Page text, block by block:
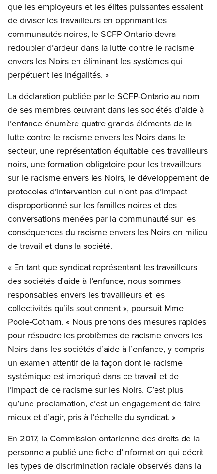
que les employeurs et les élites puissantes essaient
de diviser les travailleurs en opprimant les
communautés noires, le SCFP-Ontario devra
redoubler d’ardeur dans la lutte contre le racisme
envers les Noirs en éliminant les systèmes qui
perpétuent les inégalités. »
La déclaration publiée par le SCFP-Ontario au nom
de ses membres œuvrant dans les sociétés d’aide à
l’enfance énumère quatre grands éléments de la
lutte contre le racisme envers les Noirs dans le
secteur, une représentation équitable des travailleurs
noirs, une formation obligatoire pour les travailleurs
sur le racisme envers les Noirs, le développement de
protocoles d’intervention qui n’ont pas d’impact
disproportionné sur les familles noires et des
conversations menées par la communauté sur les
conséquences du racisme envers les Noirs en milieu
de travail et dans la société.
« En tant que syndicat représentant les travailleurs
des sociétés d’aide à l’enfance, nous sommes
responsables envers les travailleurs et les
collectivités qu’ils soutiennent », poursuit Mme
Poole-Cotnam. « Nous prenons des mesures rapides
pour résoudre les problèmes de racisme envers les
Noirs dans les sociétés d’aide à l’enfance, y compris
un examen attentif de la façon dont le racisme
systémique est imbriqué dans ce travail et de
l’impact de ce racisme sur les Noirs. C’est plus
qu’une proclamation, c’est un engagement de faire
mieux et d’agir, pris à l’échelle du syndicat. »
En 2017, la Commission ontarienne des droits de la
personne a publié une fiche d’information qui décrit
les types de discrimination raciale observés dans la